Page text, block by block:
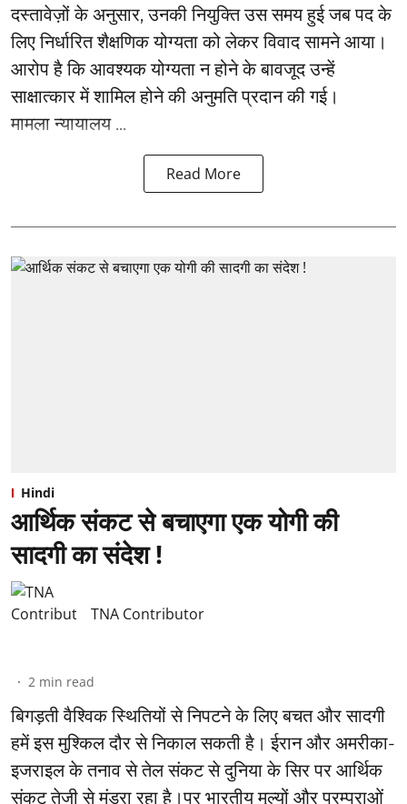
दस्तावेज़ों के अनुसार, उनकी नियुक्ति उस समय हुई जब पद के
लिए निर्धारित शैक्षणिक योग्यता को लेकर विवाद सामने आया।
आरोप है कि आवश्यक योग्यता न होने के बावजूद उन्हें
साक्षात्कार में शामिल होने की अनुमति प्रदान की गई।
मामला न्यायालय ...
Read More
Hindi
आर्थिक संकट से बचाएगा एक योगी की
सादगी का संदेश !
TNA Contributor
2 min read
बिगड़ती वैश्विक स्थितियों से निपटने के लिए बचत और सादगी
हमें इस मुश्किल दौर से निकाल सकती है। ईरान और अमरीका-
इजराइल के तनाव से तेल संकट से दुनिया के सिर पर आर्थिक
संकट तेजी से मंडरा रहा है।पर भारतीय मूल्यों और परम्पराओं